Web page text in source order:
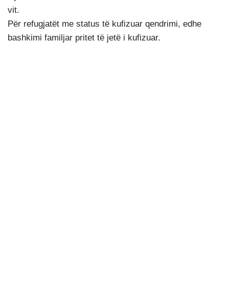
vit.
Për refugjatët me status të kufizuar qendrimi, edhe
bashkimi familjar pritet të jetë i kufizuar.